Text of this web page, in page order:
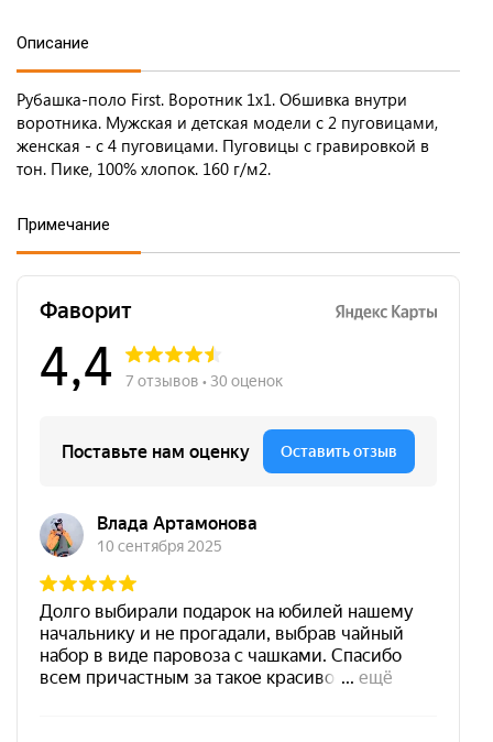
Описание
Рубашка-поло First. Воротник 1х1. Обшивка внутри
воротника. Мужская и детская модели с 2 пуговицами,
женская - с 4 пуговицами. Пуговицы с гравировкой в
тон. Пике, 100% хлопок. 160 г/м2.
Примечание